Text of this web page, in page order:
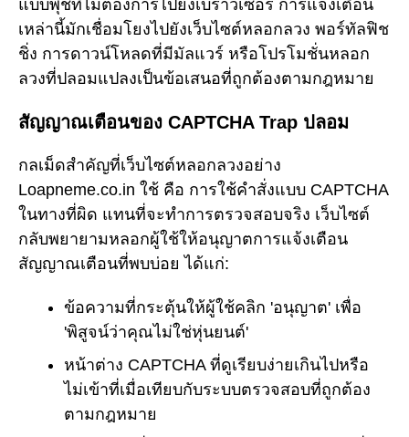
แบบพุชที่ไม่ต้องการไปยังเบราว์เซอร์ การแจ้งเตือน
เหล่านี้มักเชื่อมโยงไปยังเว็บไซต์หลอกลวง พอร์ทัลฟิช
ชิ่ง การดาวน์โหลดที่มีมัลแวร์ หรือโปรโมชั่นหลอก
ลวงที่ปลอมแปลงเป็นข้อเสนอที่ถูกต้องตามกฎหมาย
สัญญาณเตือนของ CAPTCHA Trap ปลอม
กลเม็ดสำคัญที่เว็บไซต์หลอกลวงอย่าง
Loapneme.co.in ใช้ คือ การใช้คำสั่งแบบ CAPTCHA
ในทางที่ผิด แทนที่จะทำการตรวจสอบจริง เว็บไซต์
กลับพยายามหลอกผู้ใช้ให้อนุญาตการแจ้งเตือน
สัญญาณเตือนที่พบบ่อย ได้แก่:
ข้อความที่กระตุ้นให้ผู้ใช้คลิก 'อนุญาต' เพื่อ
'พิสูจน์ว่าคุณไม่ใช่หุ่นยนต์'
หน้าต่าง CAPTCHA ที่ดูเรียบง่ายเกินไปหรือ
ไม่เข้าที่เมื่อเทียบกับระบบตรวจสอบที่ถูกต้อง
ตามกฎหมาย